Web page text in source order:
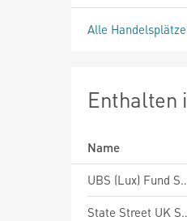
Alle
Enthalten
Name
UBS (Lux) Fund Solutions II -
State Street UK